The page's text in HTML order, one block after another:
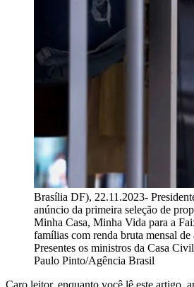
Brasília DF), 22.11.2023-
anúncio da primeira seleção de
Minha Casa, Minha Vida para a
famílias com renda bruta mensal de
Presentes os ministros da Casa
Paulo Pinto/Agência Brasil
Caro leitor, enquanto você lê este artigo,